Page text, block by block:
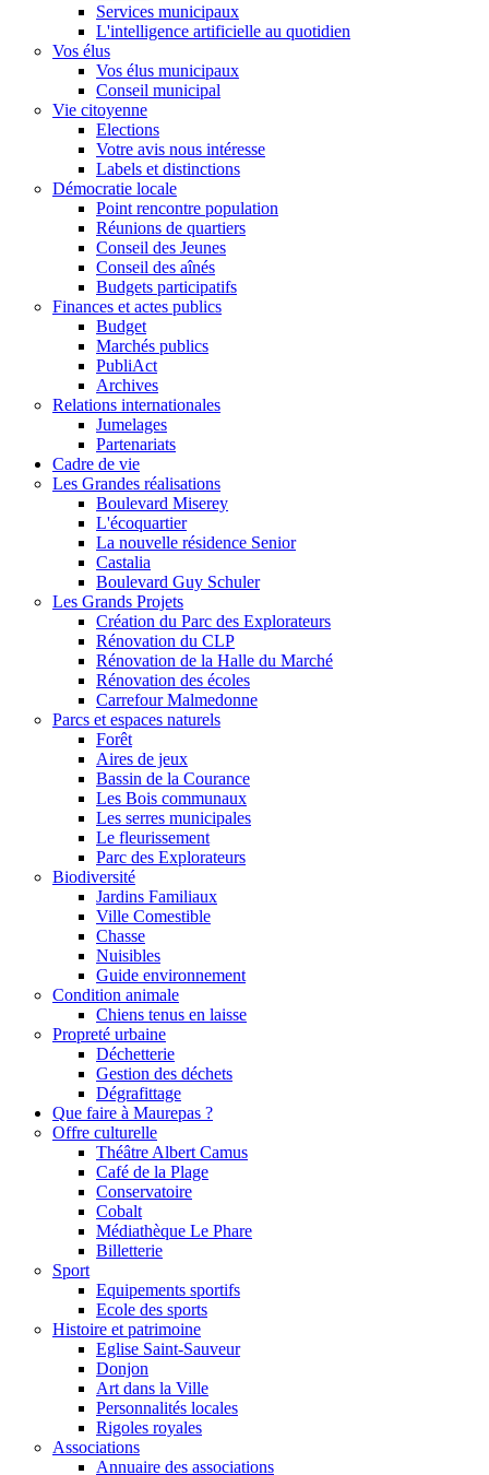
Services municipaux
L'intelligence artificielle au quotidien
Vos élus
Vos élus municipaux
Conseil municipal
Vie citoyenne
Elections
Votre avis nous intéresse
Labels et distinctions
Démocratie locale
Point rencontre population
Réunions de quartiers
Conseil des Jeunes
Conseil des aînés
Budgets participatifs
Finances et actes publics
Budget
Marchés publics
PubliAct
Archives
Relations internationales
Jumelages
Partenariats
Cadre de vie
Les Grandes réalisations
Boulevard Miserey
L'écoquartier
La nouvelle résidence Senior
Castalia
Boulevard Guy Schuler
Les Grands Projets
Création du Parc des Explorateurs
Rénovation du CLP
Rénovation de la Halle du Marché
Rénovation des écoles
Carrefour Malmedonne
Parcs et espaces naturels
Forêt
Aires de jeux
Bassin de la Courance
Les Bois communaux
Les serres municipales
Le fleurissement
Parc des Explorateurs
Biodiversité
Jardins Familiaux
Ville Comestible
Chasse
Nuisibles
Guide environnement
Condition animale
Chiens tenus en laisse
Propreté urbaine
Déchetterie
Gestion des déchets
Dégrafittage
Que faire à Maurepas ?
Offre culturelle
Théâtre Albert Camus
Café de la Plage
Conservatoire
Cobalt
Médiathèque Le Phare
Billetterie
Sport
Equipements sportifs
Ecole des sports
Histoire et patrimoine
Eglise Saint-Sauveur
Donjon
Art dans la Ville
Personnalités locales
Rigoles royales
Associations
Annuaire des associations